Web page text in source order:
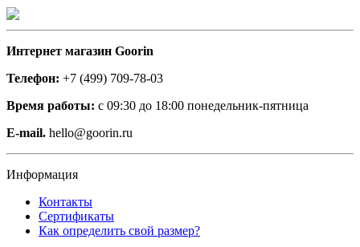
Интернет магазин Goorin
Телефон: +7 (499) 709-78-03
Время работы: с 09:30 до 18:00 понедельник-пятница
E-mail. hello@goorin.ru
Информация
Контакты
Сертификаты
Как определить свой размер?